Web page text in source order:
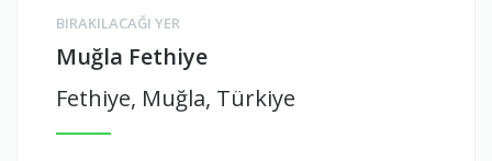
BIRAKILACAĞI YER
Muğla Fethiye
Fethiye, Muğla, Türkiye